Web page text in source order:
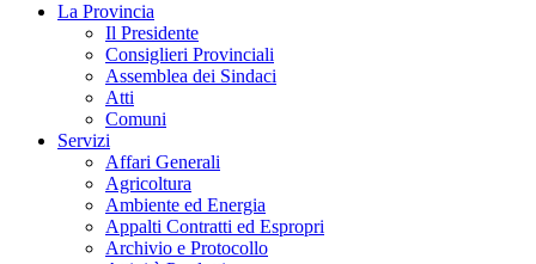
La Provincia
Il Presidente
Consiglieri Provinciali
Assemblea dei Sindaci
Atti
Comuni
Servizi
Affari Generali
Agricoltura
Ambiente ed Energia
Appalti Contratti ed Espropri
Archivio e Protocollo